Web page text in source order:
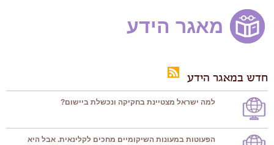
מאגר הידע
חדש במאגר הידע
למה ישראל מצטיינת בחקיקה ונכשלת ביישום?
הפעוטות במעונות השיקומיים מחכים לקלינאית. אבל היא